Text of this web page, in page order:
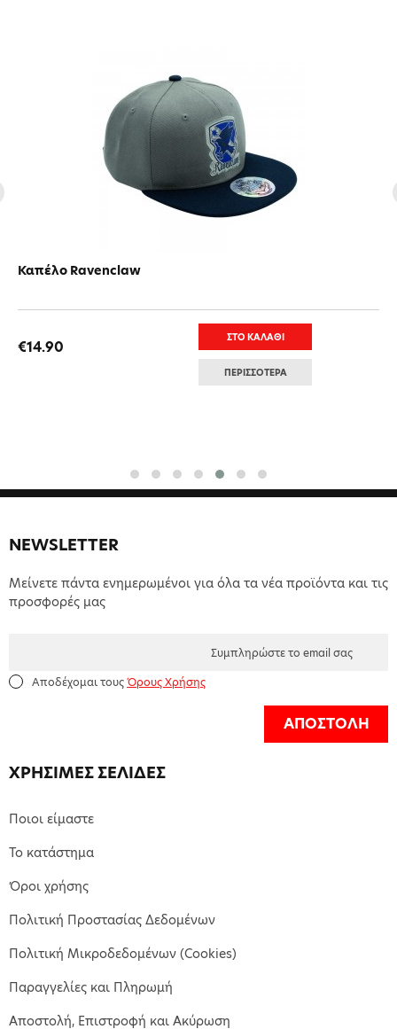
Καπέλο Ravenclaw
€14.90
ΣΤΟ ΚΑΛΑΘΙ
ΠΕΡΙΣΣΟΤΕΡΑ
ΧΡΗΣΙΜΕΣ ΣΕΛΙΔΕΣ
Ποιοι είμαστε
Το κατάστημα
Όροι χρήσης
Πολιτική Προστασίας Δεδομένων
Πολιτική Μικροδεδομένων (Cookies)
Παραγγελίες και Πληρωμή
Αποστολή, Επιστροφή και Ακύρωση
NEWSLETTER
Μείνετε πάντα ενημερωμένοι για όλα τα νέα προϊόντα και τις
προσφορές μας
Αποδέχομαι τουςΌρους Χρήσης
ΑΠΟΣΤΟΛΗ